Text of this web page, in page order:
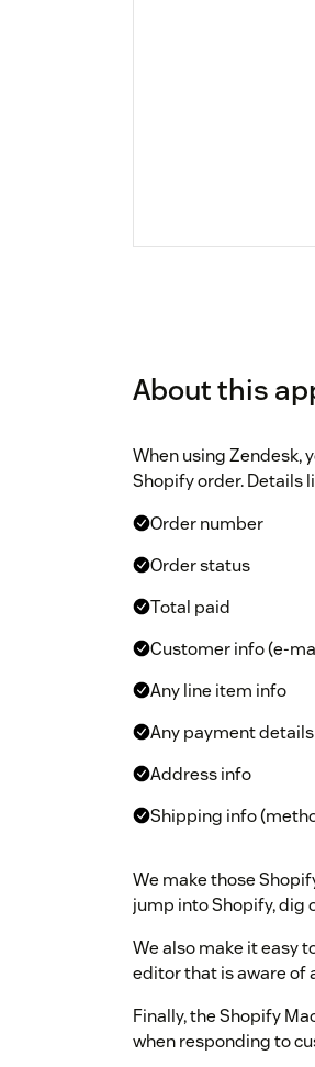
About this
When using Zendesk,
Shopify order. Details
Order number
Order status
Total paid
Customer info (e-
Any line item info
Any payment details
Address info
Shipping info
We make those
jump into Shopify, dig
We also make it easy
editor that is aware of
Finally, the Shopify
when responding to